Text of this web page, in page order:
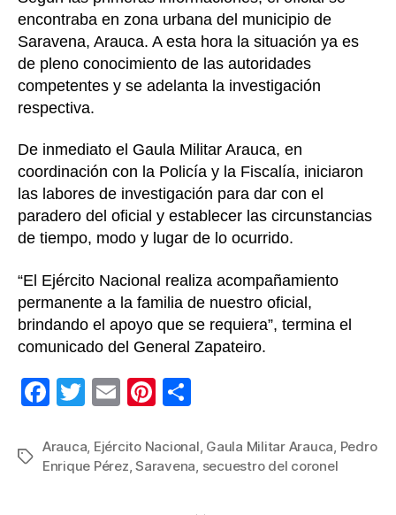
encontraba en zona urbana del municipio de
Saravena, Arauca. A esta hora la situación ya es
de pleno conocimiento de las autoridades
competentes y se adelanta la investigación
respectiva.
De inmediato el Gaula Militar Arauca, en
coordinación con la Policía y la Fiscalía, iniciaron
las labores de investigación para dar con el
paradero del oficial y establecer las circunstancias
de tiempo, modo y lugar de lo ocurrido.
“El Ejército Nacional realiza acompañamiento
permanente a la familia de nuestro oficial,
brindando el apoyo que se requiera”, termina el
comunicado del General Zapateiro.
F
c
e
T
tt
er
E
ail
Pi
er
e
m
p
Etiquetas
Arauca, Ejército Nacional, Gaula Militar Arauca, Pedro
Enrique Pérez,Saravena, secuestro del coronel